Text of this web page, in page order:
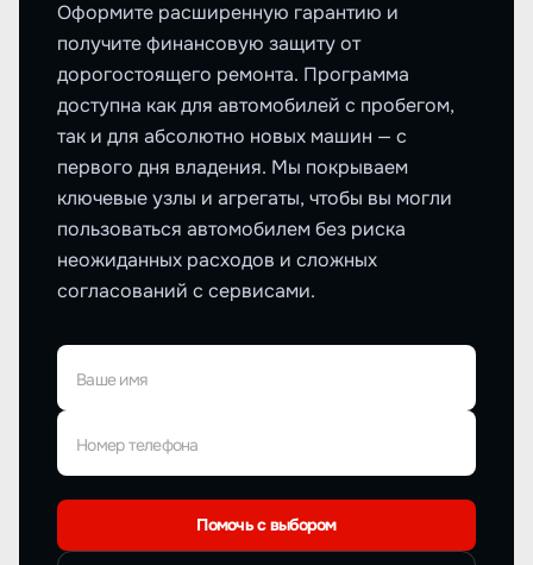
Оформите расширенную гарантию и
получите финансовую защиту от
дорогостоящего ремонта. Программа
доступна как для автомобилей с пробегом,
так и для абсолютно новых машин — с
первого дня владения. Мы покрываем
ключевые узлы и агрегаты, чтобы вы могли
пользоваться автомобилем без риска
неожиданных расходов и сложных
согласований с сервисами.
Ваше имя
Номер телефона
Помочь с выбором